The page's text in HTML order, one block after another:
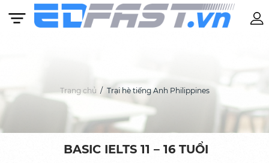
Khóa học
Anh văn Mẫu giáo: Từ 4 – 6 tuổi
Trang chủ Trại hè tiếng Anh Philippines
BASIC IELTS 11 – 16 TUỔI